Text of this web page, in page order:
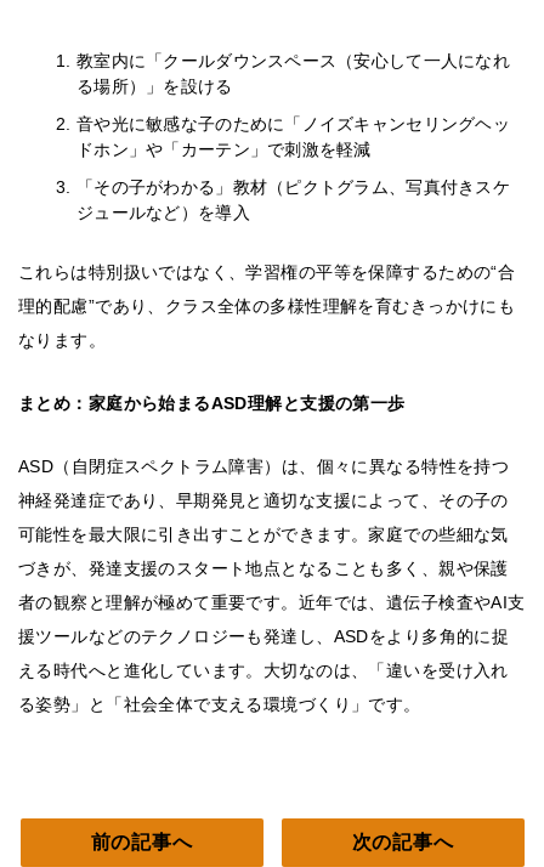
教室内に「クールダウンスペース（安心して一人になれ
る場所）」を設ける
音や光に敏感な子のために「ノイズキャンセリングヘッ
ドホン」や「カーテン」で刺激を軽減
「その子がわかる」教材（ピクトグラム、写真付きスケ
ジュールなど）を導入
これらは特別扱いではなく、学習権の平等を保障するための“合
理的配慮”であり、クラス全体の多様性理解を育むきっかけにも
なります。
まとめ：家庭から始まるASD理解と支援の第一歩
ASD（自閉症スペクトラム障害）は、個々に異なる特性を持つ
神経発達症であり、早期発見と適切な支援によって、その子の
可能性を最大限に引き出すことができます。家庭での些細な気
づきが、発達支援のスタート地点となることも多く、親や保護
者の観察と理解が極めて重要です。近年では、遺伝子検査やAI支
援ツールなどのテクノロジーも発達し、ASDをより多角的に捉
える時代へと進化しています。大切なのは、「違いを受け入れ
る姿勢」と「社会全体で支える環境づくり」です。
前の記事へ 次の記事へ